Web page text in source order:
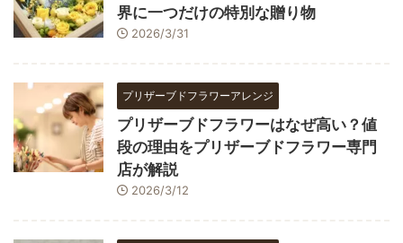
界に一つだけの特別な贈り物
2026/3/31
プリザーブドフラワーアレンジ
プリザーブドフラワーはなぜ高い？値
段の理由をプリザーブドフラワー専門
店が解説
2026/3/12